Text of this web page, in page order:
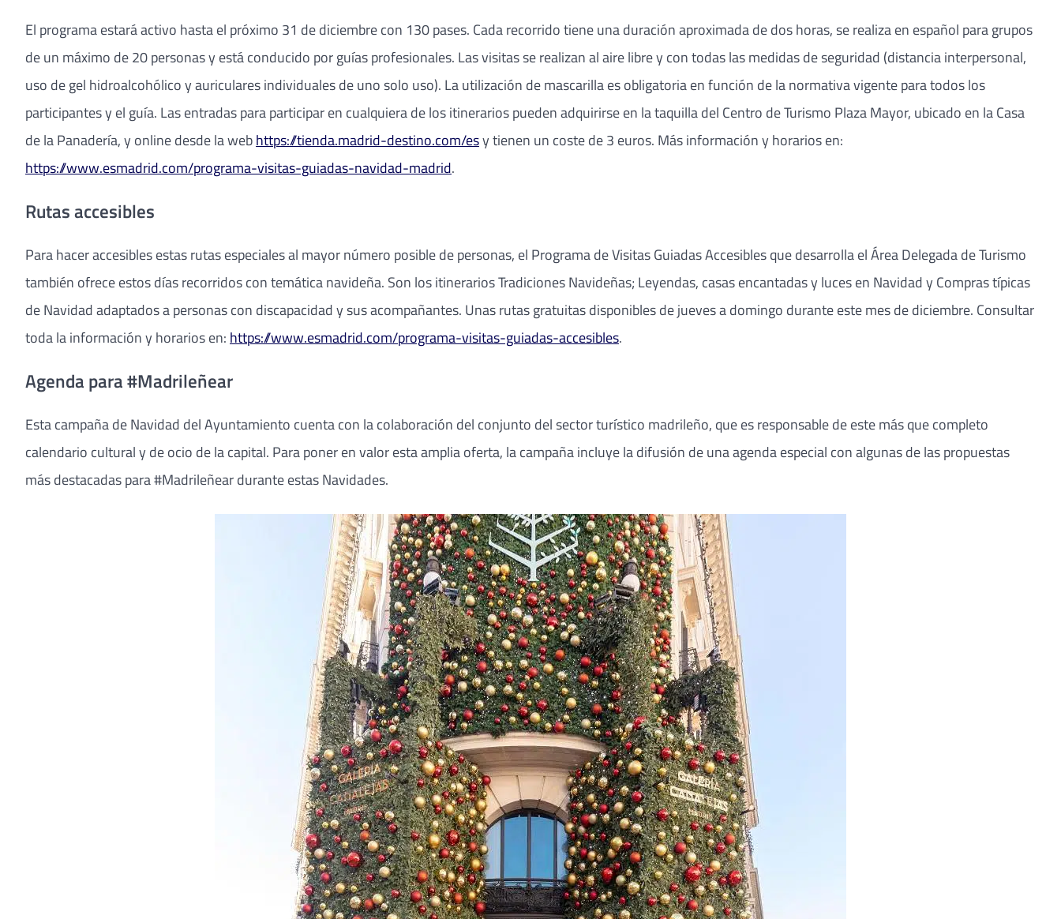
El programa estará activo hasta el próximo 31 de diciembre con 130 pases. Cada recorrido tiene una duración aproximada de dos horas, se realiza en español para grupos
de un máximo de 20 personas y está conducido por guías profesionales. Las visitas se realizan al aire libre y con todas las medidas de seguridad (distancia interpersonal,
uso de gel hidroalcohólico y auriculares individuales de uno solo uso). La utilización de mascarilla es obligatoria en función de la normativa vigente para todos los
participantes y el guía. Las entradas para participar en cualquiera de los itinerarios pueden adquirirse en la taquilla del Centro de Turismo Plaza Mayor, ubicado en la Casa
de la Panadería, y online desde la webhttps://tienda.madrid-destino.com/esy tienen un coste de 3 euros. Más información y horarios en:
https://www.esmadrid.com/programa-visitas-guiadas-navidad-madrid.
Rutas accesibles
Para hacer accesibles estas rutas especiales al mayor número posible de personas, el Programa de Visitas Guiadas Accesibles que desarrolla el Área Delegada de Turismo
también ofrece estos días recorridos con temática navideña. Son los itinerarios Tradiciones Navideñas; Leyendas, casas encantadas y luces en Navidad y Compras típicas
de Navidad adaptados a personas con discapacidad y sus acompañantes. Unas rutas gratuitas disponibles de jueves a domingo durante este mes de diciembre. Consultar
toda la información y horarios en: https://www.esmadrid.com/programa-visitas-guiadas-accesibles.
Agenda para #Madrileñear
Esta campaña de Navidad del Ayuntamiento cuenta con la colaboración del conjunto del sector turístico madrileño, que es responsable de este más que completo
calendario cultural y de ocio de la capital. Para poner en valor esta amplia oferta, la campaña incluye la difusión de una agenda especial con algunas de las propuestas
más destacadas para #Madrileñear durante estas Navidades.